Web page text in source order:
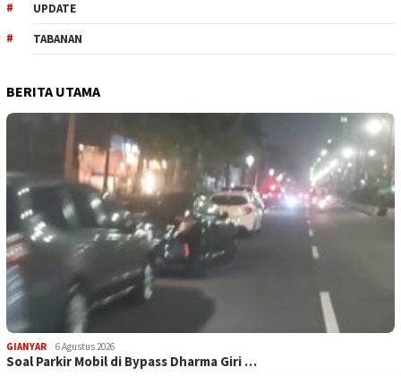
UPDATE
TABANAN
BERITA UTAMA
GIANYAR 6 Agustus 2026
Soal Parkir Mobil di Bypass Dharma Giri …